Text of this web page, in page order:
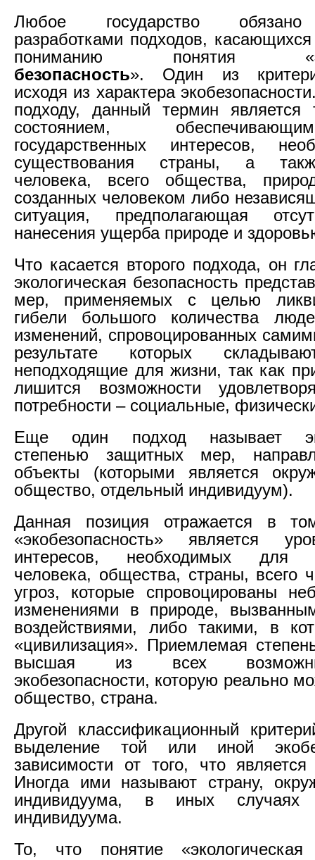
Любое государство обязано
разработками подходов,
пониманию понятия «
безопасность». Один из
исходя из характера
подходу, данный термин
состоянием,
государственных интересов,
существования страны, а
человека, всего общества,
созданных человеком либо
ситуация, предполагающая
нанесения ущерба природе и
Что касается второго подхода, он
экологическая безопасность
мер, применяемых с целью
гибели большого количества
изменений, спровоцированных
результате которых
неподходящие для жизни, так как
лишится возможности
потребности – социальные,
Еще один подход называет
степенью защитных мер,
объекты (которыми является
общество, отдельный индивидуум).
Данная позиция отражается в
«экобезопасность» является
интересов, необходимых для
человека, общества, страны, всего
угроз, которые спровоцированы
изменениями в природе,
воздействиями, либо такими, в
«цивилизация». Приемлемая
высшая из всех
экобезопасности, которую реально
общество, страна.
Другой классификационный
выделение той или иной
зависимости от того, что
Иногда ими называют страну,
индивидуума, в иных
индивидуума.
То, что понятие «экологическая